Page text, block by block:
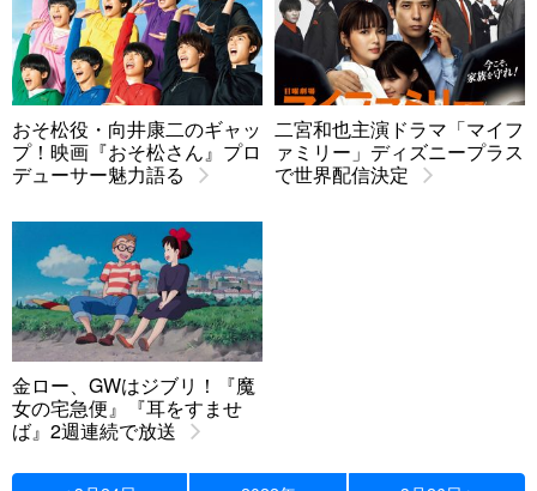
おそ松役・向井康二のギャッ
プ！映画『おそ松さん』プロ
デューサー魅力語る
二宮和也主演ドラマ「マイフ
ァミリー」ディズニープラス
で世界配信決定
金ロー、GWはジブリ！『魔
女の宅急便』『耳をすませ
ば』2週連続で放送